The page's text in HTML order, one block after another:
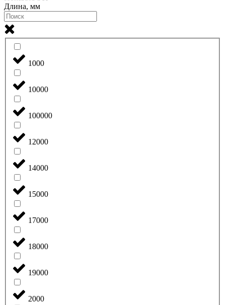
Длина, мм
1000
10000
100000
12000
14000
15000
17000
18000
19000
2000